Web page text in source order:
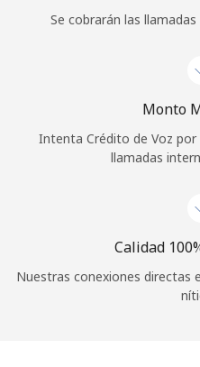
Se cobrarán las
Monto
Intenta Crédito de Voz
llamadas
Calidad
Nuestras conexiones directas